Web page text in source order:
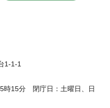
1-1-1
時15分 閉庁日：土曜日、日